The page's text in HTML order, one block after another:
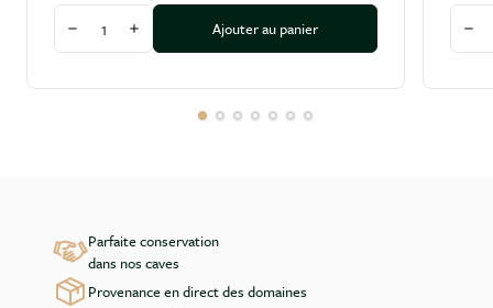
Diminuer la quantité
Augmenter la quantité
Ajouter au panier
Parfaite conservation
dans nos caves
Provenance en direct des domaines